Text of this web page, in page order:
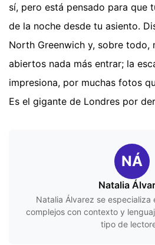
sí, pero está pensado para que
de la noche desde tu asiento.
North Greenwich y, sobre todo,
abiertos nada más entrar; la
impresiona, por muchas fotos
Es el gigante de Londres por
NÁ
Natalia
Natalia Álvarez se especializa
complejos con contexto y
tipo de